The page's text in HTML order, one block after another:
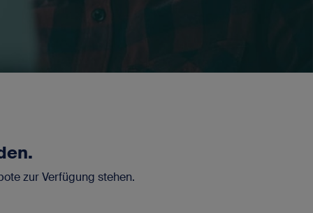
zur Verfügung stehen.